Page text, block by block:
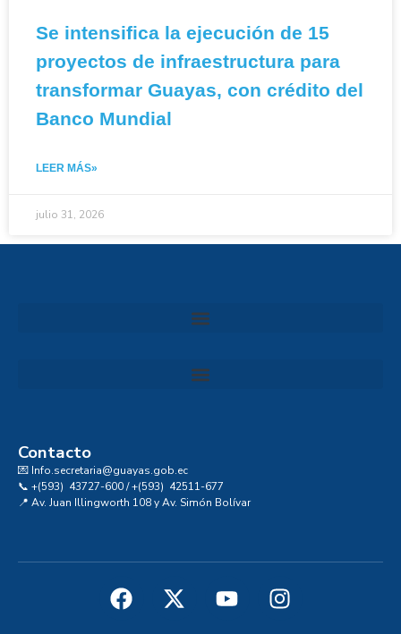
Se intensifica la ejecución de 15
proyectos de infraestructura para
transformar Guayas, con crédito del
Banco Mundial
LEER MÁS»
julio 31, 2026
Contacto
💌 Info.secretaria@guayas.gob.ec
📞 +(593) 43727-600 / +(593) 42511-677
📍 Av. Juan Illingworth 108 y Av. Simón Bolívar